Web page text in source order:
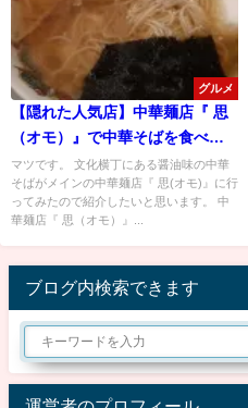
グルメ
【隠れた人気店】中華麺店『 思
（オモ）』で中華そばを食べて
みた！
マツです。 文化横丁にある醤油味の中華
そばがメインの中華麺店『 思(オモ)』に行
ってみたので紹介したいと思います。 中
華麺店『 思（オモ）』...
ブログ内検索できます